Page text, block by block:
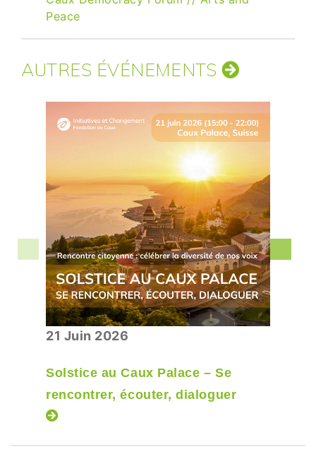
Peace
AUTRES ÉVÉNEMENTS
21 Juin 2026
Solstice au Caux Palace – Se
rencontrer, écouter, dialoguer